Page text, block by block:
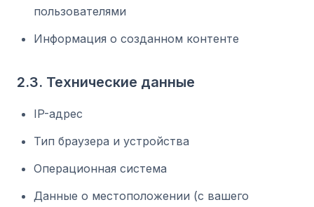
пользователями
Информация о созданном контенте
2.3. Технические данные
IP-адрес
Тип браузера и устройства
Операционная система
Данные о местоположении (с вашего